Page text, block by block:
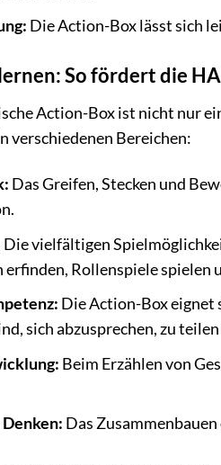
Die Action-Box lässt sich
So fördert die
Action-Box ist nicht nur
verschiedenen Bereichen:
Das Greifen, Stecken und
Die vielfältigen
erfinden, Rollenspiele spielen
Die Action-Box eignet
sich abzusprechen, zu
Beim Erzählen von
Das